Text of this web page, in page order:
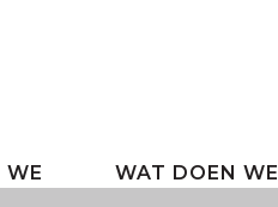
WE WAT DOEN WE